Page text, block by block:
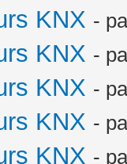
KNX -
KNX -
KNX -
KNX -
KNX -